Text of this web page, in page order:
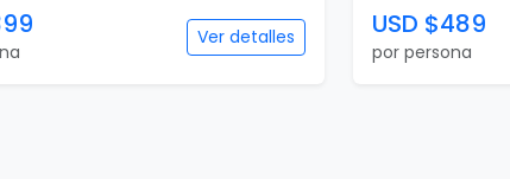
Ver detalles USD $489
por persona